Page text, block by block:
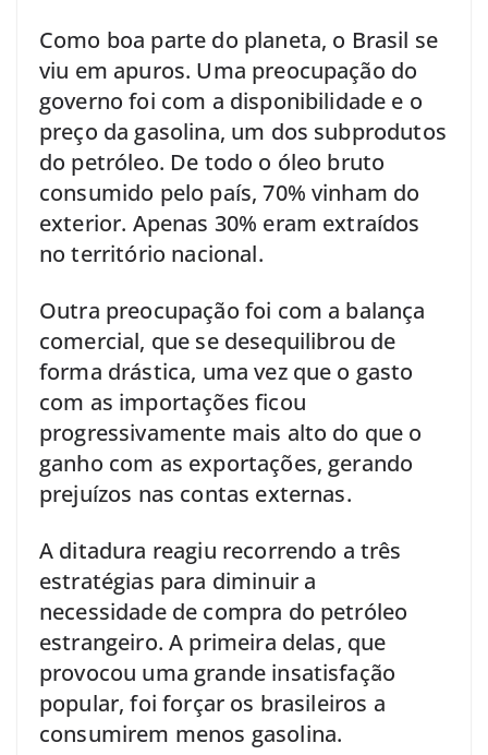
Como boa parte do planeta, o Brasil se
viu em apuros. Uma preocupação do
governo foi com a disponibilidade e o
preço da gasolina, um dos subprodutos
do petróleo. De todo o óleo bruto
consumido pelo país, 70% vinham do
exterior. Apenas 30% eram extraídos
no território nacional.
Outra preocupação foi com a balança
comercial, que se desequilibrou de
forma drástica, uma vez que o gasto
com as importações ficou
progressivamente mais alto do que o
ganho com as exportações, gerando
prejuízos nas contas externas.
A ditadura reagiu recorrendo a três
estratégias para diminuir a
necessidade de compra do petróleo
estrangeiro. A primeira delas, que
provocou uma grande insatisfação
popular, foi forçar os brasileiros a
consumirem menos gasolina.